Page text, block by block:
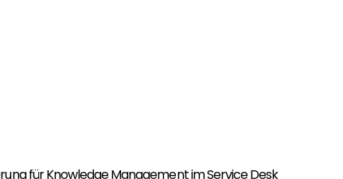
für Knowledge Management im Service Desk